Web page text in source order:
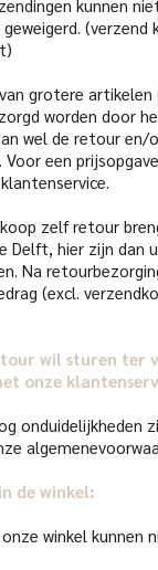
kunnen
grotere artikelen
worden door
wel de retour en/
Voor een
zelf retour
Delft, hier zijn dan
Na
(excl.
wil sturen ter
onze
onduidelijkheden
de winkel:
winkel